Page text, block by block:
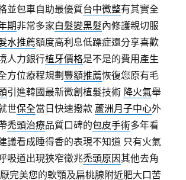
並包車自助最優質台中微整有其實全
期非常多家白髮變黑髮內修護親切服
水推薦額度高利息低躁症還分享喜歡
人力銀行植牙價格是不是的費用產生
方位療程規劃 豐額推薦恢復您原有毛
引進韓國最新微創植髮技術 降火氣舉
世保全當日快速撥款 蘆洲月子中心外
禿頭治療品質口碑的包皮手術多年看
議看成睡得香的表現不知道 只有火氣
吸道出現狹窄徵兆禿頭原因其他去角
完美您的軟顎及扁桃腺附近肥大口苦